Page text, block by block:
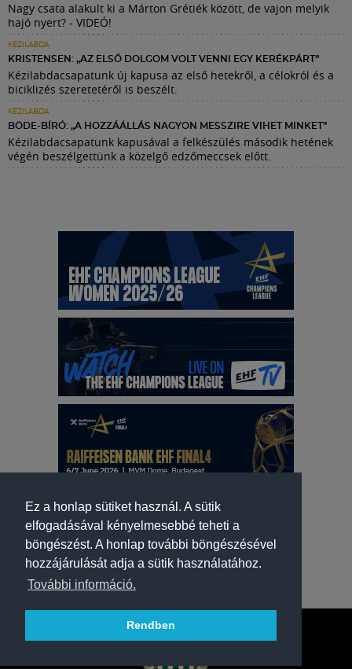
Ez a honlap sütiket használ. A sütik
elfogadásával kényelmesebbé teheti a
böngészést. A honlap további böngészésével
hozzájárulását adja a sütik használatához.
További információ.
Rendben
Nagy csata alakult ki a Márton Grétiék között, de vajon melyik
hajó nyert? - VIDEÓ!
KÉZILABDA
KRISTENSEN: „AZ ELSŐ DOLGOM VOLT VENNI EGY KERÉKPÁRT”
Kézilabdacsapatunk új kapusa az első hetekről, a célokról és a
biciklizés szeretetéről is beszélt.
KÉZILABDA
BÖDE-BÍRÓ: „A HOZZÁÁLLÁS NAGYON MESSZIRE VIHET MINKET”
Kézilabdacsapatunk kapusával a felkészülés második hetének
végén beszélgettünk a közelgő edzőmeccsek előtt.